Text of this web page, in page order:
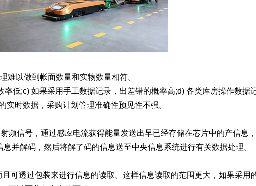
难以做到帐面数量和实物数量相符。
低;c) 如果采用手工数据记录，出差错的概率高;d) 各类库房操作数据
时数据，采购计划管理准确性预见性不强。
频信号，通过感应电流获得能量发送出早已经存储在芯片中的产信息
并解码，然后将解了码的信息送至中央信息系统进行有关数据处理。
且可透过包装来进行信息的读取。这样信息读取的范围更大，如果采用